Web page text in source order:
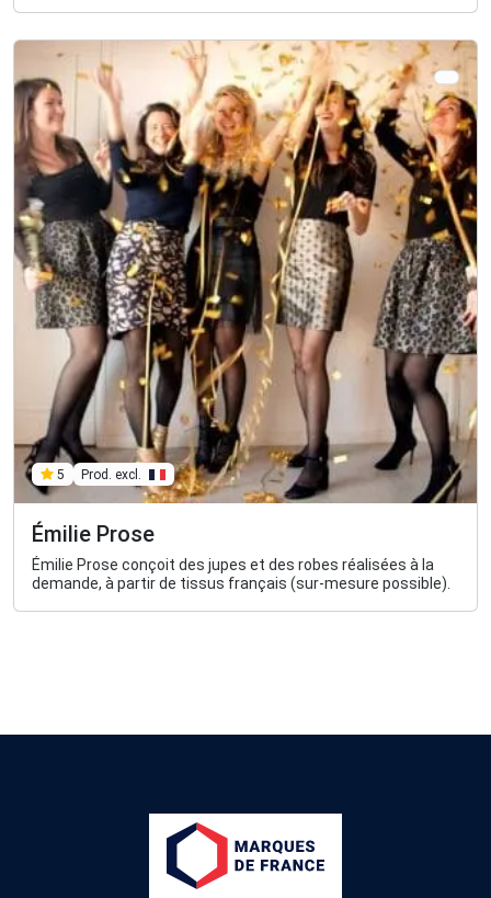
5 Prod. excl.
Émilie Prose
Émilie Prose conçoit des jupes et des robes réalisées à la
demande, à partir de tissus français (sur-mesure possible).